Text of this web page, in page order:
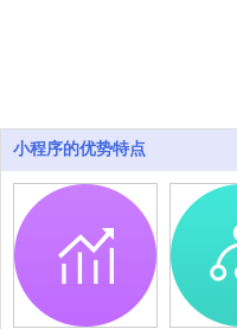
小程序的优势特点